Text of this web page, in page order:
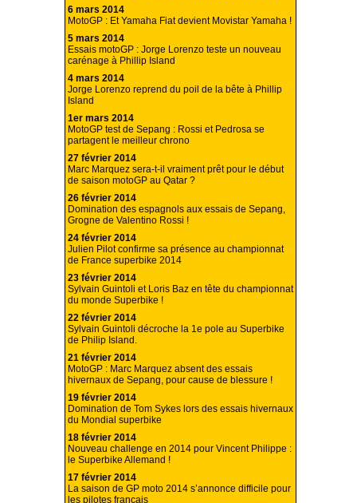
6 mars 2014
MotoGP : Et Yamaha Fiat devient Movistar Yamaha !
5 mars 2014
Essais motoGP : Jorge Lorenzo teste un nouveau
carénage à Phillip Island
4 mars 2014
Jorge Lorenzo reprend du poil de la bête à Phillip
Island
1er mars 2014
MotoGP test de Sepang : Rossi et Pedrosa se
partagent le meilleur chrono
27 février 2014
Marc Marquez sera-t-il vraiment prêt pour le début
de saison motoGP au Qatar ?
26 février 2014
Domination des espagnols aux essais de Sepang,
Grogne de Valentino Rossi !
24 février 2014
Julien Pilot confirme sa présence au championnat
de France superbike 2014
23 février 2014
Sylvain Guintoli et Loris Baz en tête du championnat
du monde Superbike !
22 février 2014
Sylvain Guintoli décroche la 1e pole au Superbike
de Philip Island.
21 février 2014
MotoGP : Marc Marquez absent des essais
hivernaux de Sepang, pour cause de blessure !
19 février 2014
Domination de Tom Sykes lors des essais hivernaux
du Mondial superbike
18 février 2014
Nouveau challenge en 2014 pour Vincent Philippe :
le Superbike Allemand !
17 février 2014
La saison de GP moto 2014 s’annonce difficile pour
les pilotes français